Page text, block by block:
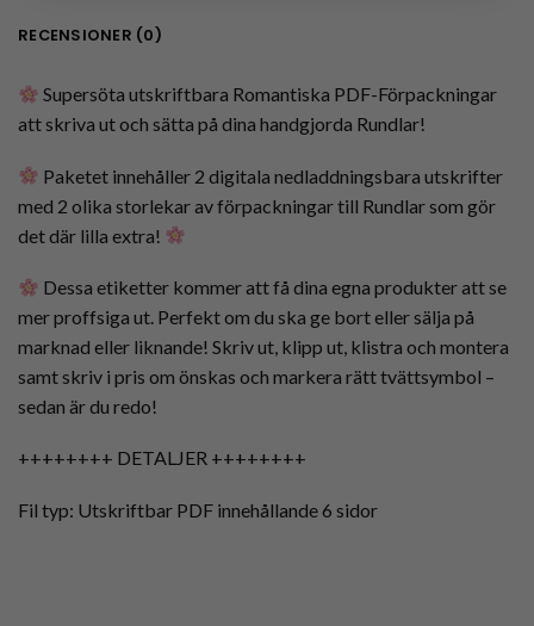
RECENSIONER (0)
Supersöta utskriftbara Romantiska PDF-Förpackningar
att skriva ut och sätta på dina handgjorda Rundlar!
Paketet innehåller 2 digitala nedladdningsbara utskrifter
med 2 olika storlekar av förpackningar till Rundlar som gör
det där lilla extra!
Dessa etiketter kommer att få dina egna produkter att se
mer proffsiga ut. Perfekt om du ska ge bort eller sälja på
marknad eller liknande! Skriv ut, klipp ut, klistra och montera
samt skriv i pris om önskas och markera rätt tvättsymbol –
sedan är du redo!
++++++++ DETALJER ++++++++
Fil typ: Utskriftbar PDF innehållande 6 sidor